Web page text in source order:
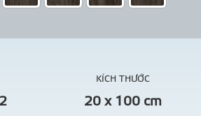
KÍCH THƯỚC
20 x 100 cm